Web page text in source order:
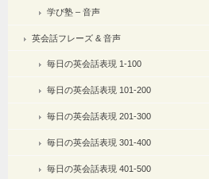
学び塾 – 音声
英会話フレーズ & 音声
毎日の英会話表現 1-100
毎日の英会話表現 101-200
毎日の英会話表現 201-300
毎日の英会話表現 301-400
毎日の英会話表現 401-500